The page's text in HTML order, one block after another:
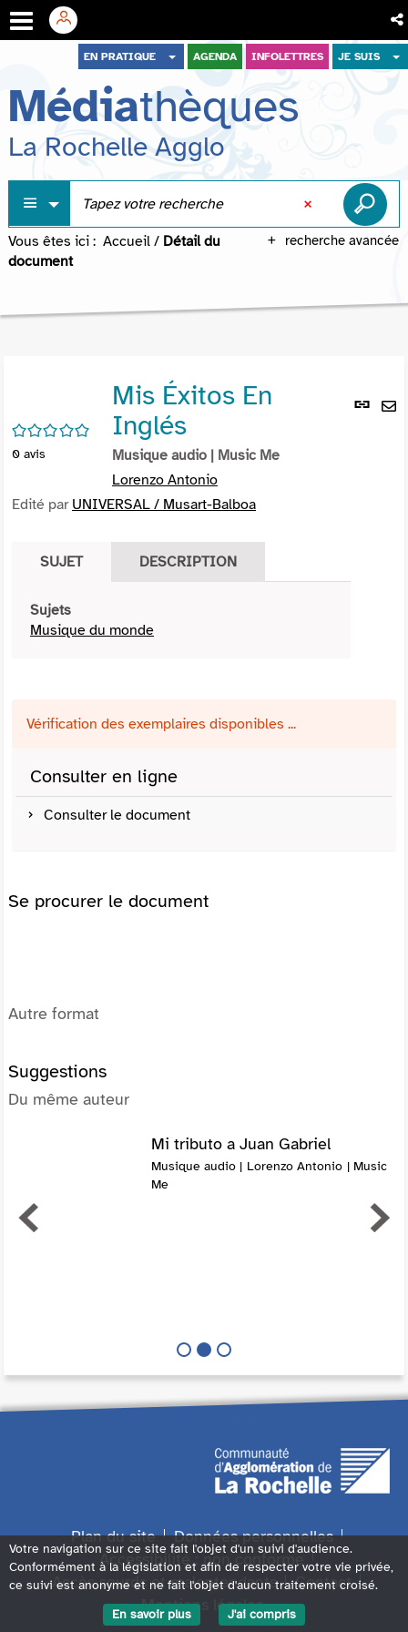
menu
contenu
recherche
EN PRATIQUE AGENDA INFOLETTRES JE SUIS
Médiathèques
La Rochelle Agglo
recherche avancée
Vous êtes ici : Accueil / Détail du
document
Lien
/5
0 avis
Mis Éxitos En
Inglés
Musique audio | Music Me
Lorenzo Antonio
Edité par UNIVERSAL / Musart-Balboa
SUJET DESCRIPTION
Sujets
Musique du monde
Vérification des exemplaires disponibles ...
Consulter en ligne
Consulter le document
Se procurer le document
Autre format
Suggestions
Du même auteur
Mi tributo a Juan Gabriel
Musique audio | Lorenzo Antonio | Music
Me
Plan du site
Données personnelles
Accessibilité : non conforme
Accès sourds et malentendants
Contact
Mentions légales
Votre navigation sur ce site fait l'objet d'un suivi d'audience.
Conformément à la législation et afin de respecter votre vie privée,
ce suivi est anonyme et ne fait l'objet d'aucun traitement croisé.
En savoir plus
J'ai compris